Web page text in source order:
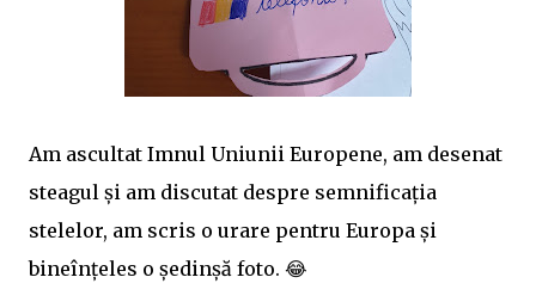
Am ascultat Imnul Uniunii Europene, am desenat
steagul și am discutat despre semnificația
stelelor, am scris o urare pentru Europa și
bineînțeles o ședinșă foto. 😂